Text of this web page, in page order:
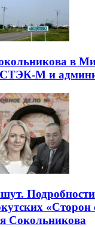
в
СТЭК-М и
Подробности
«Сторон
Сокольникова